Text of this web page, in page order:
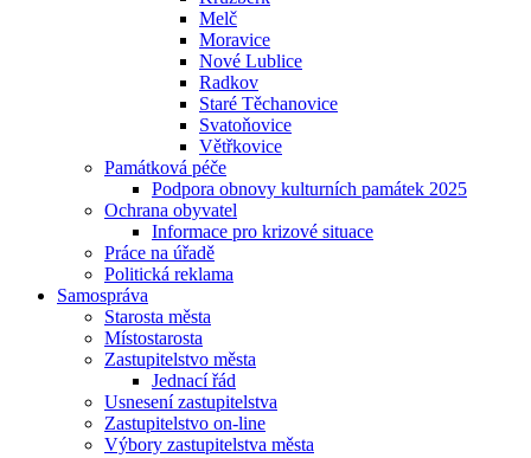
Melč
Moravice
Nové Lublice
Radkov
Staré Těchanovice
Svatoňovice
Větřkovice
Památková péče
Podpora obnovy kulturních památek 2025
Ochrana obyvatel
Informace pro krizové situace
Práce na úřadě
Politická reklama
Samospráva
Starosta města
Místostarosta
Zastupitelstvo města
Jednací řád
Usnesení zastupitelstva
Zastupitelstvo on-line
Výbory zastupitelstva města